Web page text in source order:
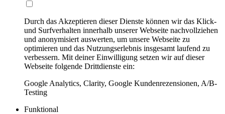
Durch das Akzeptieren dieser Dienste können wir das Klick-
und Surfverhalten innerhalb unserer Webseite nachvollziehen
und anonymisiert auswerten, um unsere Webseite zu
optimieren und das Nutzungserlebnis insgesamt laufend zu
verbessern. Mit deiner Einwilligung setzen wir auf dieser
Webseite folgende Drittdienste ein:
Google Analytics, Clarity, Google Kundenrezensionen, A/B-
Testing
Funktional